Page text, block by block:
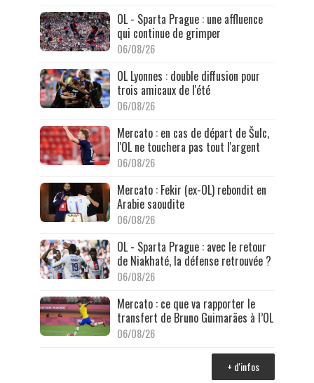
OL - Sparta Prague : une affluence
qui continue de grimper
06/08/26
OL Lyonnes : double diffusion pour
trois amicaux de l'été
06/08/26
Mercato : en cas de départ de Šulc,
l'OL ne touchera pas tout l'argent
06/08/26
Mercato : Fekir (ex-OL) rebondit en
Arabie saoudite
06/08/26
OL - Sparta Prague : avec le retour
de Niakhaté, la défense retrouvée ?
06/08/26
Mercato : ce que va rapporter le
transfert de Bruno Guimarães à l’OL
06/08/26
+ d'infos